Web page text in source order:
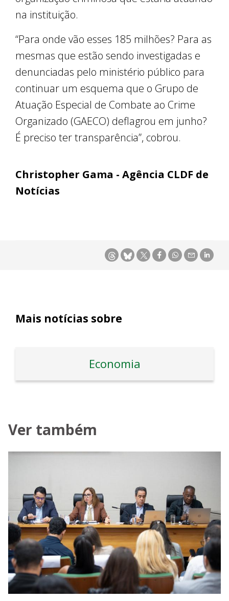
na instituição.
“Para onde vão esses 185 milhões? Para as
mesmas que estão sendo investigadas e
denunciadas pelo ministério público para
continuar um esquema que o Grupo de
Atuação Especial de Combate ao Crime
Organizado (GAECO) deflagrou em junho?
É preciso ter transparência”, cobrou.
Christopher Gama - Agência CLDF de
Notícias
Mais notícias sobre
Economia
Ver também